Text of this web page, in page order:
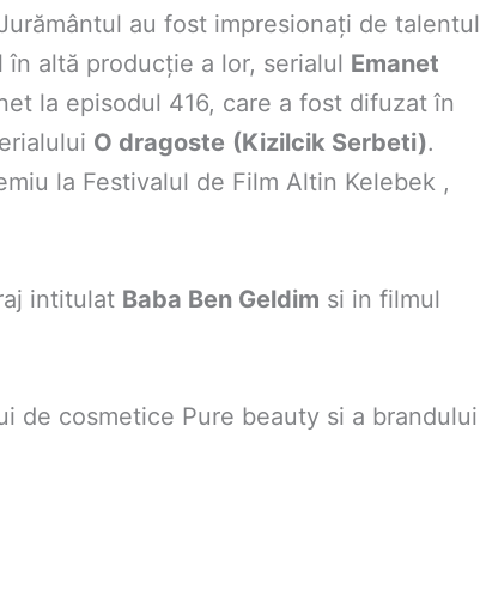
au fost impresionați de talentul
altă producție a lor, serialul Emanet
la episodul 416, care a fost difuzat în
O dragoste (Kizilcik Serbeti).
la Festivalul de Film Altin Kelebek ,
intitulat Baba Ben Geldim si in filmul
de cosmetice Pure beauty si a brandului